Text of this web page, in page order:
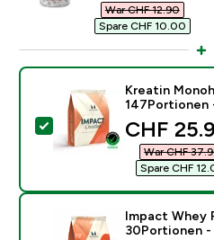
War CHF 12.90‎
Spare CHF 10.00‎
Dieses Produkt
Kreatin
147Portionen
CHF
War CHF
Spare CHF
Impact Whey
30Portionen -